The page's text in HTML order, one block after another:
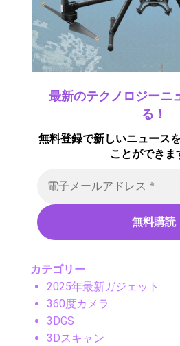
最新のテクノロジーニ
る！
無料登録で新しいニュース
ことができま
カテゴリー
2025年最新ガジェット
360度カメラ
3DGS
3Dスキャン